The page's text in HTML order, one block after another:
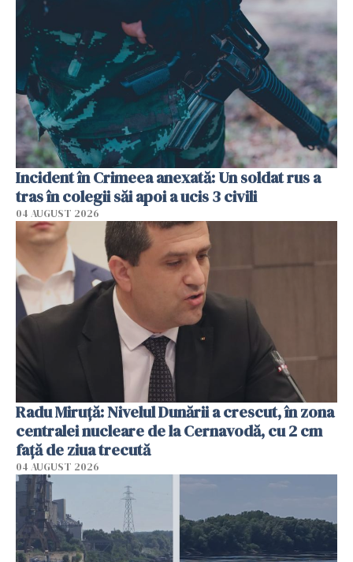
Incident în Crimeea anexată: Un soldat rus a
tras în colegii săi apoi a ucis 3 civili
04 AUGUST 2026
Radu Miruţă: Nivelul Dunării a crescut, în zona
centralei nucleare de la Cernavodă, cu 2 cm
faţă de ziua trecută
04 AUGUST 2026